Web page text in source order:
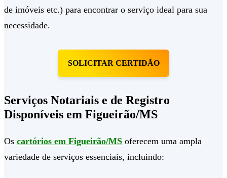
de imóveis etc.) para encontrar o serviço ideal para sua
necessidade.
SOLICITAR CERTIDÃO
Serviços Notariais e de Registro
Disponíveis em Figueirão/MS
Os cartórios em Figueirão/MS oferecem uma ampla
variedade de serviços essenciais, incluindo: